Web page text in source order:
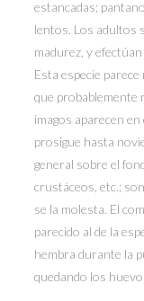
estancadas;
lentos. Los adultos
madurez, y
Esta especie
que probablemente
imagos aparecen
prosigue hasta
general sobre el
crustáceos, etc.;
se la molesta. El
parecido al de la
hembra durante la
quedando los